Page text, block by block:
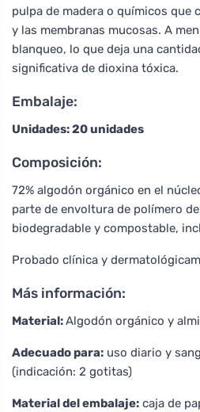
pulpa de madera o químicos que
y las membranas mucosas. A
blanqueo, lo que deja una
significativa de dioxina tóxica.
Embalaje:
Unidades: 20 unidades
Composición:
72% algodón orgánico en el
parte de envoltura de polímero
biodegradable y compostable,
Probado clínica y
Más información:
Material:Algodón orgánico y
Adecuado para: uso diario y
(indicación: 2 gotitas)
Material del embalaje: caja de